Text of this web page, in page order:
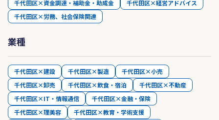
千代田区×資金調達・補助金・助成金
千代田区×経営アドバイス
千代田区×労務、社会保険関連
業種
千代田区×建設 千代田区×製造
千代田区×小売
千代田区×卸売
千代田区×飲食・宿泊
千代田区×不動産
千代田区×IT・情報通信
千代田区×金融・保険
千代田区×理美容
千代田区×教育・学術支援